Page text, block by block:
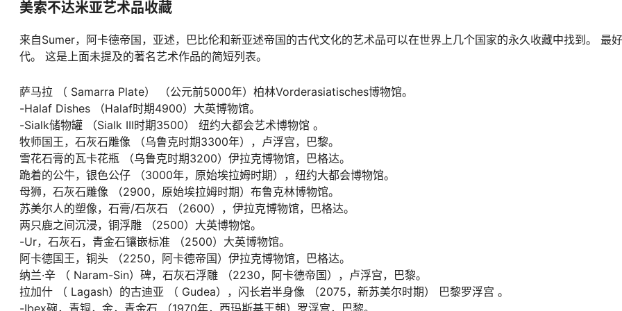
美索不达米亚艺术品收藏
来自Sumer，阿卡德帝国，亚述，巴比伦和新亚述帝国的古代文化的艺术品可以在世界上几个国家的永久收藏中找到。 最
代。 这是上面未提及的著名艺术作品的简短列表。
萨马拉 （ Samarra Plate）
（公元前5000年）柏林Vorderasiatisches博物馆。
-Halaf Dishes
（Halaf时期4900）大英博物馆。
-Sialk储物罐
（Sialk III时期3500） 纽约大都会艺术博物馆 。
牧师国王，石灰石雕像
（乌鲁克时期3300年），卢浮宫，巴黎。
雪花石膏的瓦卡花瓶
（乌鲁克时期3200）伊拉克博物馆，巴格达。
跪着的公牛，银色公仔
（3000年，原始埃拉姆时期），纽约大都会博物馆。
母狮，石灰石雕像
（2900，原始埃拉姆时期）布鲁克林博物馆。
苏美尔人的塑像，石膏/石灰石
（2600），伊拉克博物馆，巴格达。
两只鹿之间沉浸，铜浮雕
（2500）大英博物馆。
-Ur，石灰石，青金石镶嵌标准
（2500）大英博物馆。
阿卡德国王，铜头
（2250，阿卡德帝国）伊拉克博物馆，巴格达。
纳兰·辛
（ Naram-Sin）碑，石灰石浮雕
（2230，阿卡德帝国），卢浮宫，巴黎。
拉加什
（ Lagash）的古迪亚 （ Gudea），闪长岩半身像
（2075，新苏美尔时期） 巴黎罗浮宫 。
-Ibex碗，青铜，金，青金石
（1970年，西玛斯基王朝）罗浮宫，巴黎。